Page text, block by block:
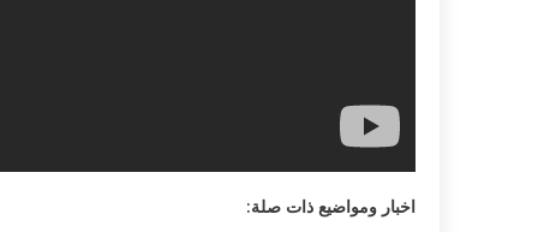
اخبار ومواضيع ذات صلة: